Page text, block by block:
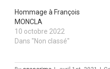
Hommage à François
MONCLA
10 octobre 2022
Dans "Non classé"